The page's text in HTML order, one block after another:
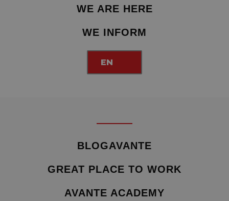
WE ARE HERE
WE INFORM
EN
BLOGAVANTE
GREAT PLACE TO WORK
AVANTE ACADEMY